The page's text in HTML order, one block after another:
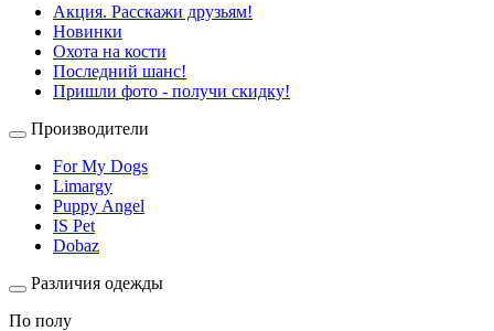
Акция. Расскажи друзьям!
Новинки
Охота на кости
Последний шанс!
Пришли фото - получи скидку!
Производители
For My Dogs
Limargy
Puppy Angel
IS Pet
Dobaz
Различия одежды
По полу